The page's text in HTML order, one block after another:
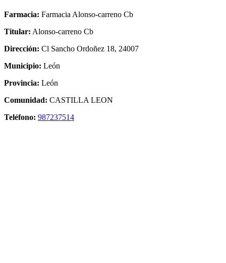
Farmacia: Farmacia Alonso-carreno Cb
Titular: Alonso-carreno Cb
Dirección: Cl Sancho Ordoñez 18, 24007
Municipio: León
Provincia: León
Comunidad: CASTILLA LEON
Teléfono: 987237514